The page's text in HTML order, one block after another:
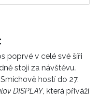
poprvé v celé své šíři
stojí za návštěvu.
hostí do 27.
DISPLAY, která přiváží